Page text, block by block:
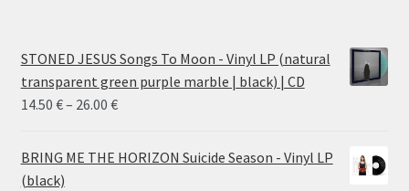
STONED JESUS Songs To Moon - Vinyl LP (natural
transparent green purple marble | black) | CD
14.50 €– 26.00 €Price
14.50 €
BRING ME THE HORIZON Suicide Season - Vinyl LP
(black)